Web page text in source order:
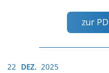
zur
22 DEZ. 2025